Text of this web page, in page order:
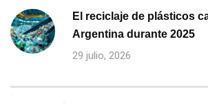
El reciclaje de plásticos
Argentina durante 2025
29 julio, 2026